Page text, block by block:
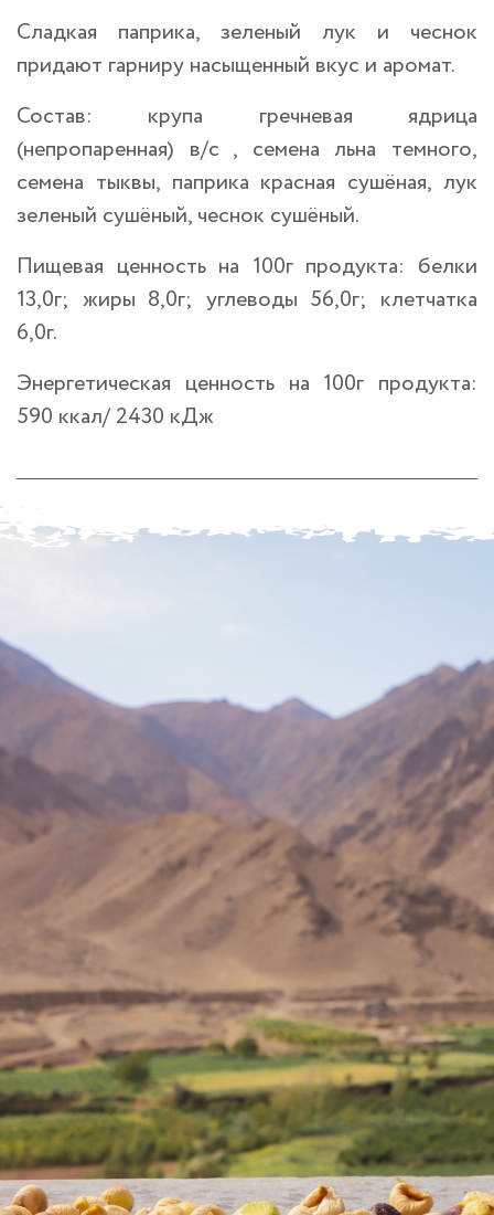
Сладкая паприка, зеленый лук и чеснок
придают гарниру насыщенный вкус и аромат.
Состав: крупа гречневая ядрица
(непропаренная) в/c , семена льна темного,
семена тыквы, паприка красная сушёная, лук
зеленый сушёный, чеснок сушёный.
Пищевая ценность на 100г продукта: белки
13,0г; жиры 8,0г; углеводы 56,0г; клетчатка
6,0г.
Энергетическая ценность на 100г продукта:
590 ккал/ 2430 кДж